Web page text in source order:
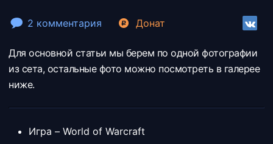
2 комментария Донат
Для основной статьи мы берем по одной фотографии
из сета, остальные фото можно посмотреть в галерее
ниже.
Игра – World of Warcraft